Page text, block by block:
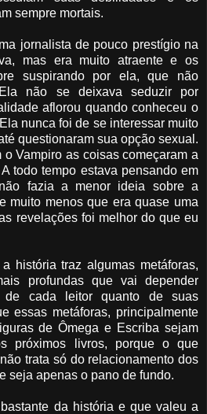
sempre mortais.
jornalista de pouco prestígio na
mas era muito atraente e os
suspirando por ela, que não
não se deixava seduzir por
aflorou quando conheceu o
nunca foi de se interessar muito
questionaram sua opção sexual.
Vampiro as coisas começaram a
todo tempo estava pensando em
fazia a menor ideia sobre a
muito menos que era quase uma
revelações foi melhor do que eu
história traz algumas metáforas,
profundas que vai depender
de cada leitor quanto de suas
essas metáforas, principalmente
de Ômega e Escriba sejam
próximos livros, porque o que
trata só do relacionamento dos
seja apenas o pano de fundo.
da história e que valeu a